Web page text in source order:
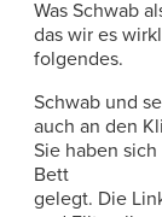
Was Schwab
das wir es
folgendes.
Schwab und
auch an den
Sie haben
Bett
gelegt. Die